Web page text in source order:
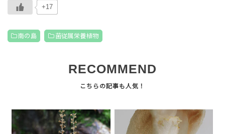
+17
南の島 菌従属栄養植物
RECOMMEND